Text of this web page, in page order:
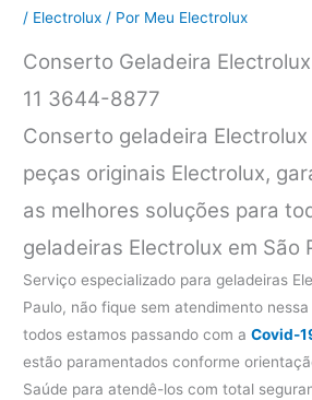
/ Electrolux / Por Meu Electrolux
Conserto Geladeira
11 3644-8877
Conserto geladeira Electrolux
peças originais Electrolux,
as melhores soluções para
geladeiras Electrolux em São
Serviço especializado para geladeiras
Paulo, não fique sem atendimento
todos estamos passando com aCovid-
estão paramentados conforme
Saúde para atendê-los com total